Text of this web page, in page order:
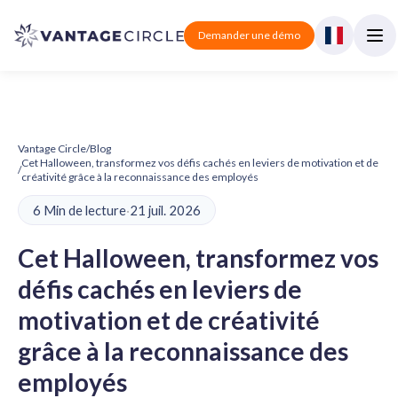
Demander une démo
Vantage Circle/Blog
/
Cet Halloween, transformez vos défis cachés en leviers de motivation et de
créativité grâce à la reconnaissance des employés
6 Min de lecture·21 juil. 2026
Cet Halloween, transformez vos
défis cachés en leviers de
motivation et de créativité
grâce à la reconnaissance des
employés